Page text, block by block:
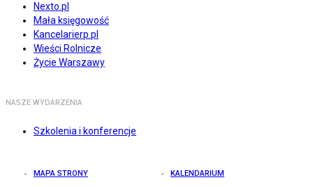
Nexto.pl
Mała księgowość
Kancelarierp.pl
Wieści Rolnicze
Życie Warszawy
NASZE WYDARZENIA
Szkolenia i konferencje
MAPA STRONY KALENDARIUM